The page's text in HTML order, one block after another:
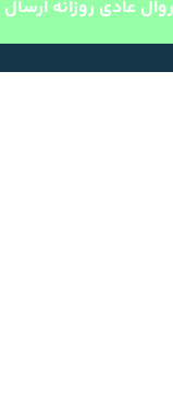
عادی روزانه ارسال